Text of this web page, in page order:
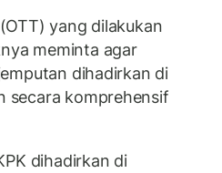
yang dilakukan
meminta agar
dihadirkan di
secara komprehensif
dihadirkan di